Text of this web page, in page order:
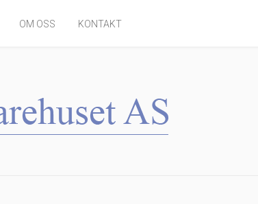
OM OSS KONTAKT